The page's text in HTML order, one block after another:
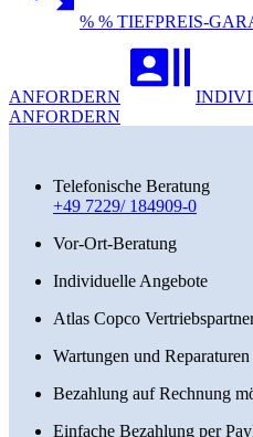
% % TIEFPREIS-
ANFORDERN
ANFORDERN
Telefonische Beratung
+49 7229/ 184909-0
Vor-Ort-Beratung
Individuelle Angebote
Atlas Copco
Wartungen und Reparaturen
Bezahlung auf Rechnung
Einfache Bezahlung per